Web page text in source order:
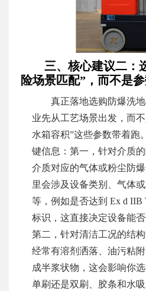
三、核心建议二：
险场景匹配”，而不是
真正落地选购防爆洗
业先从工艺场景出发，而
水箱容积”这些参数带着跑
键信息：第一，针对介质
介质对应的气体或粉尘防
里会涉及设备类别、气体
等，例如是否达到 Ex d IIB
标识，这直接决定设备能
第二，针对清洁工况的结
经常有溶剂洒落、油污粘
成半浆状物，这会影响你
单刷还是双刷、胶条和水